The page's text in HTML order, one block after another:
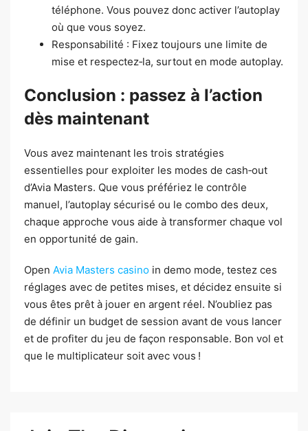
téléphone. Vous pouvez donc activer l’autoplay
où que vous soyez.
Responsabilité : Fixez toujours une limite de
mise et respectez‑la, surtout en mode autoplay.
Conclusion : passez à l’action
dès maintenant
Vous avez maintenant les trois stratégies
essentielles pour exploiter les modes de cash‑out
d’Avia Masters. Que vous préfériez le contrôle
manuel, l’autoplay sécurisé ou le combo des deux,
chaque approche vous aide à transformer chaque vol
en opportunité de gain.
Open Avia Masters casino in demo mode, testez ces
réglages avec de petites mises, et décidez ensuite si
vous êtes prêt à jouer en argent réel. N’oubliez pas
de définir un budget de session avant de vous lancer
et de profiter du jeu de façon responsable. Bon vol et
que le multiplicateur soit avec vous !